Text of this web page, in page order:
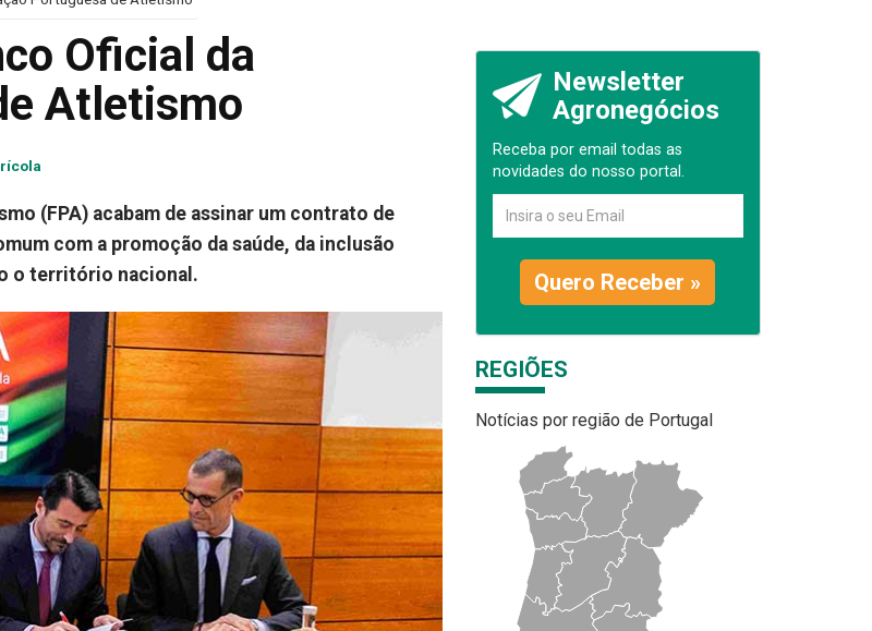
Oficial da
Atletismo
(FPA) acabam de assinar um contrato de
com a promoção da saúde, da inclusão
o território nacional.
Newsletter
Agronegócios
Receba por email todas as
novidades do nosso portal.
Quero Receber »
REGIÕES
Notícias por região de Portugal